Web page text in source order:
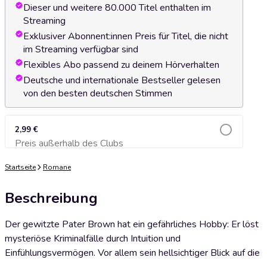
Dieser und weitere 80.000 Titel enthalten im
Streaming
Exklusiver Abonnent:innen Preis für Titel, die nicht
im Streaming verfügbar sind
Flexibles Abo passend zu deinem Hörverhalten
Deutsche und internationale Bestseller gelesen
von den besten deutschen Stimmen
2,99 €
Preis außerhalb des ClubsZum Warenkorb hinzufügen
Startseite Romane
Beschreibung
Der gewitzte Pater Brown hat ein gefährliches Hobby: Er löst
mysteriöse Kriminalfälle durch Intuition und
Einfühlungsvermögen. Vor allem sein hellsichtiger Blick auf die